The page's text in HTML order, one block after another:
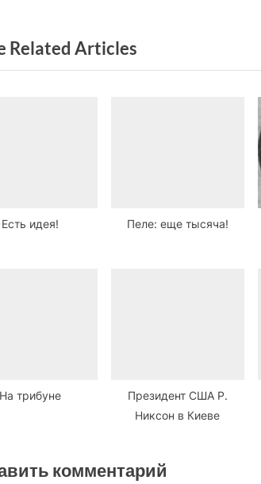
Related Articles
Есть идея! Пеле: еще тысяча!
На трибуне
Президент США Р.
Никсон в Киеве
комментарий